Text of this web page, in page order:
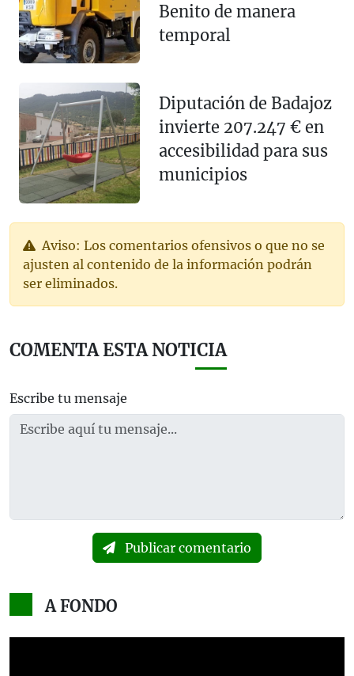
Benito de manera
temporal
Diputación de Badajoz
invierte 207.247 € en
accesibilidad para sus
municipios
Aviso: Los comentarios ofensivos o que no se
ajusten al contenido de la información podrán
ser eliminados.
COMENTA ESTA NOTICIA
Escribe tu mensaje
Publicar comentario
A FONDO